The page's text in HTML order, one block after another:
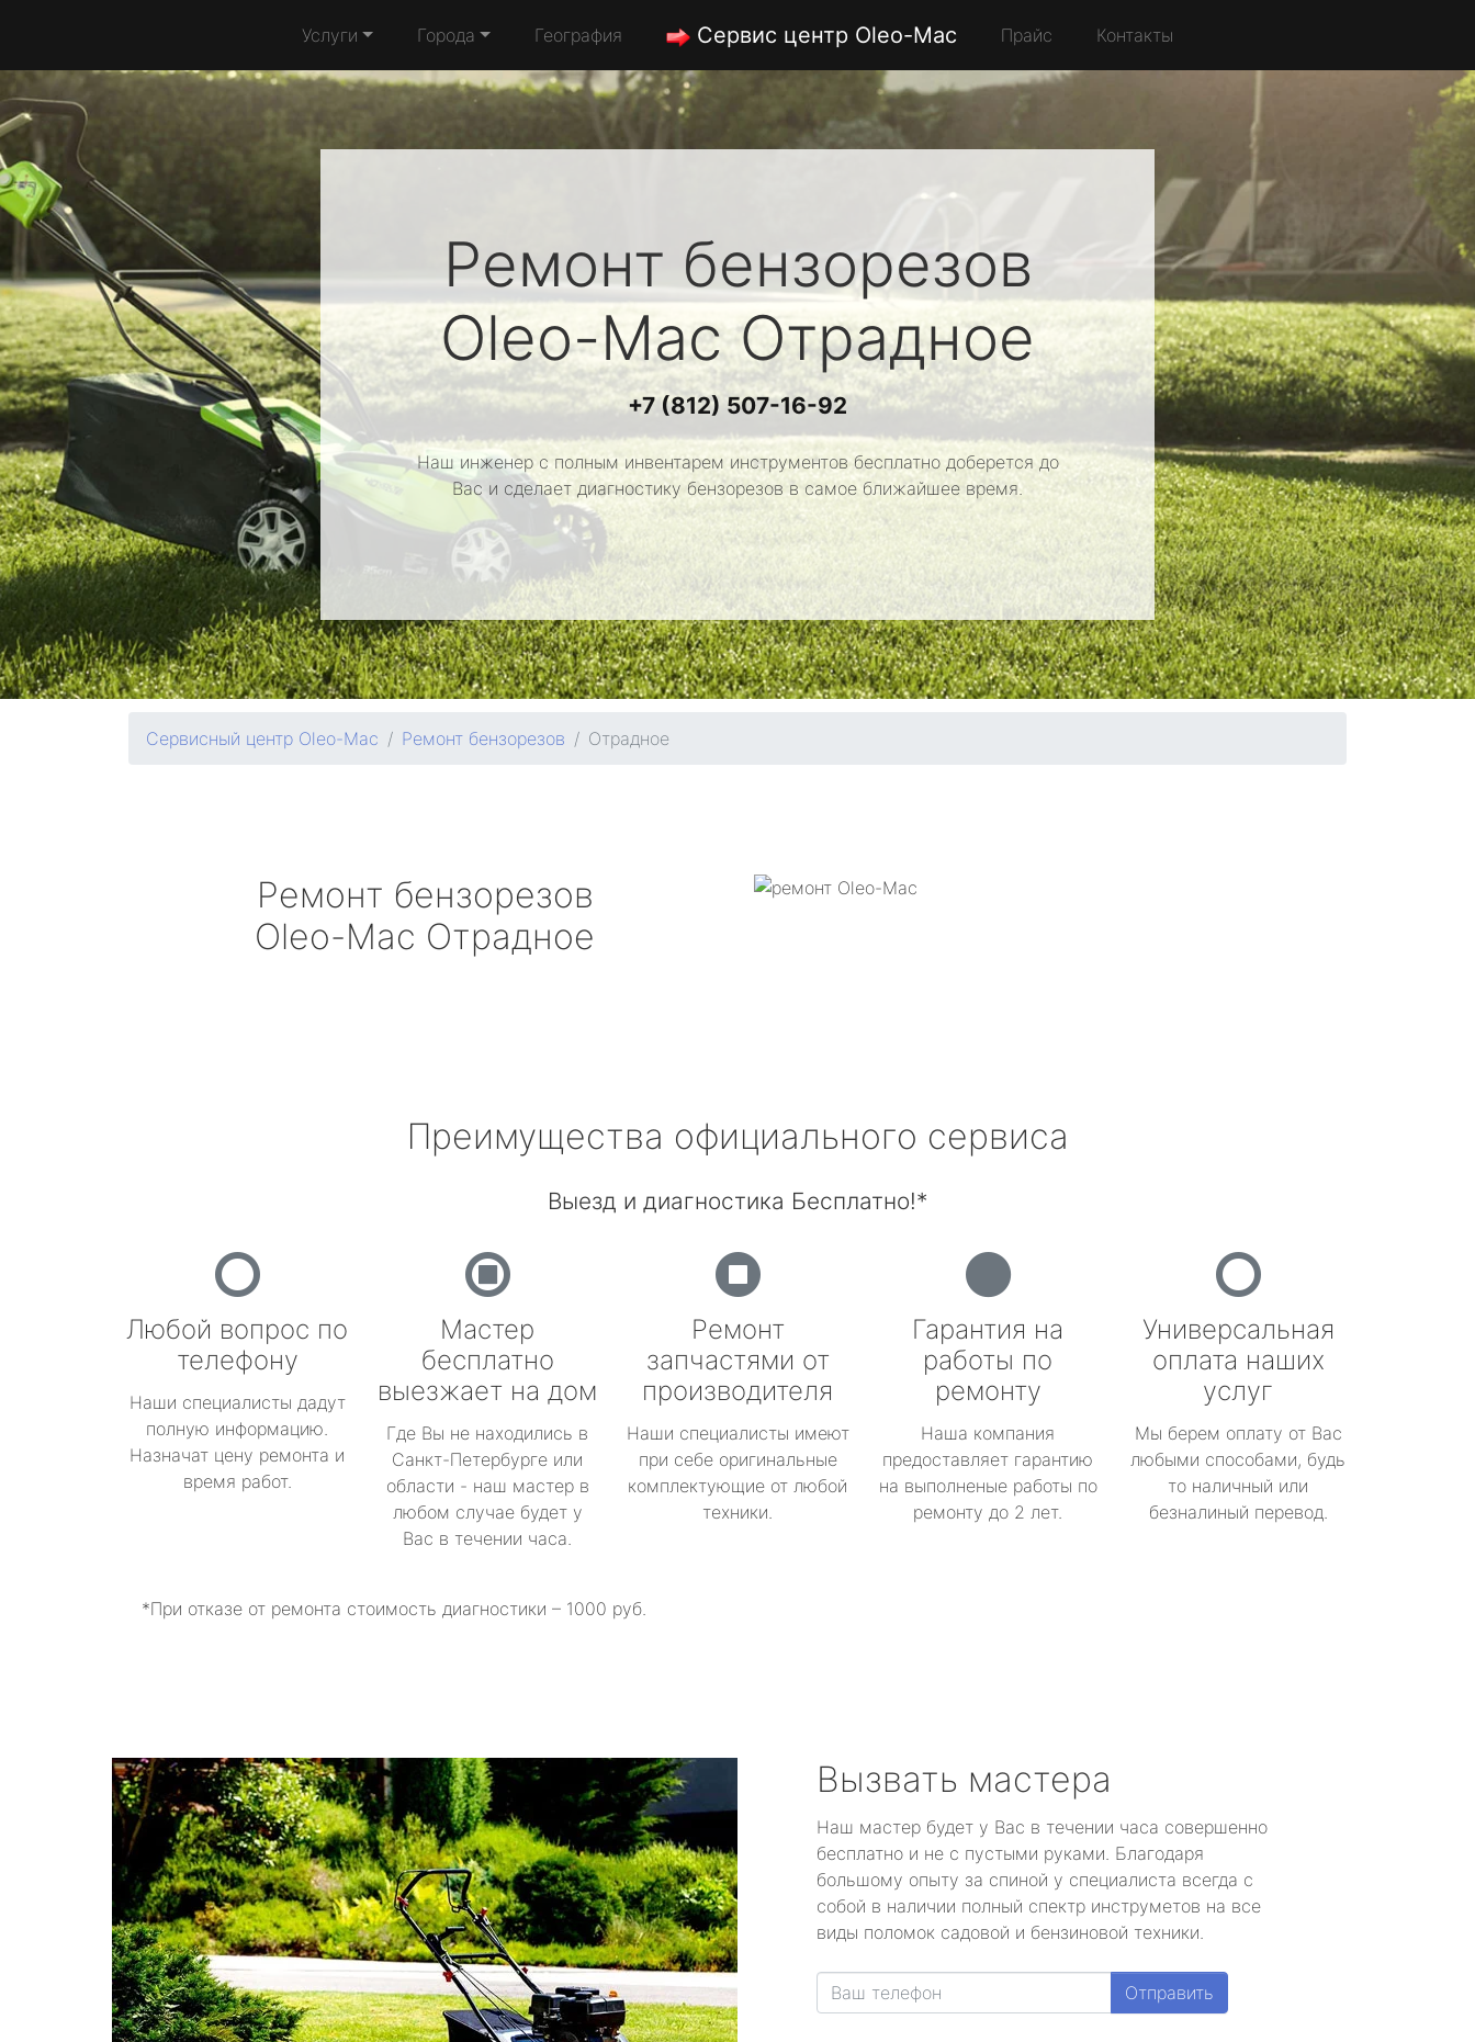
Услуги Города География Сервис центр Oleo-Mac Прайс Контакты
Ремонт бензорезов
Oleo-MacОтрадное
+7 (812) 507-16-92
Наш инженер с полным инвентарем инструментов бесплатно доберется до
Вас и сделает диагностику бензорезов в самое ближайшее время.
Сервисный центр Oleo-Mac Ремонт бензорезов Отрадное
Ремонт бензорезов
Oleo-Mac Отрадное
Преимущества официального сервиса
Выезд и диагностика Бесплатно!*
Любой вопрос по
телефону
Наши специалисты дадут
полную информацию.
Назначат цену ремонта и
время работ.
Мастер
бесплатно
выезжает на дом
Где Вы не находились в
Санкт-Петербурге или
области - наш мастер в
любом случае будет у
Вас в течении часа.
Ремонт
запчастями от
производителя
Наши специалисты имеют
при себе оригинальные
комплектующие от любой
техники.
Гарантия на
работы по
ремонту
Наша компания
предоставляет гарантию
на выполненые работы по
ремонту до 2 лет.
Универсальная
оплата наших
услуг
Мы берем оплату от Вас
любыми способами, будь
то наличный или
безналиный перевод.
*При отказе от ремонта стоимость диагностики – 1000 руб.
Вызвать мастера
Наш мастер будет у Вас в течении часа совершенно
бесплатно и не с пустыми руками. Благодаря
большому опыту за спиной у специалиста всегда с
собой в наличии полный спектр инструметов на все
виды поломок садовой и бензиновой техники.
Отправить